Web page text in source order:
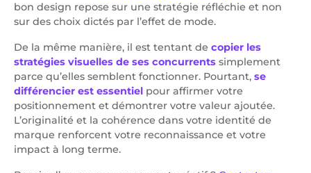
bon design repose sur une stratégie réfléchie et non
sur des choix dictés par l’effet de mode.
De la même manière, il est tentant de copier les
stratégies visuelles de ses concurrents simplement
parce qu’elles semblent fonctionner. Pourtant, se
différencier est essentiel pour affirmer votre
positionnement et démontrer votre valeur ajoutée.
L’originalité et la cohérence dans votre identité de
marque renforcent votre reconnaissance et votre
impact à long terme.